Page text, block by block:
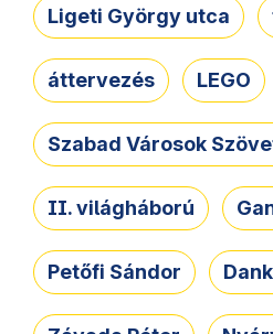
Ligeti György utca
áttervezés LEGO
Szabad Városok
II. világháború
Petőfi Sándor